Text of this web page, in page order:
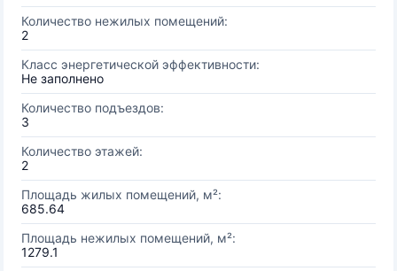
Количество нежилых помещений:
2
Класс энергетической эффективности:
Не заполнено
Количество подъездов:
3
Количество этажей:
2
Площадь жилых помещений, м²:
685.64
Площадь нежилых помещений, м²:
1279.1